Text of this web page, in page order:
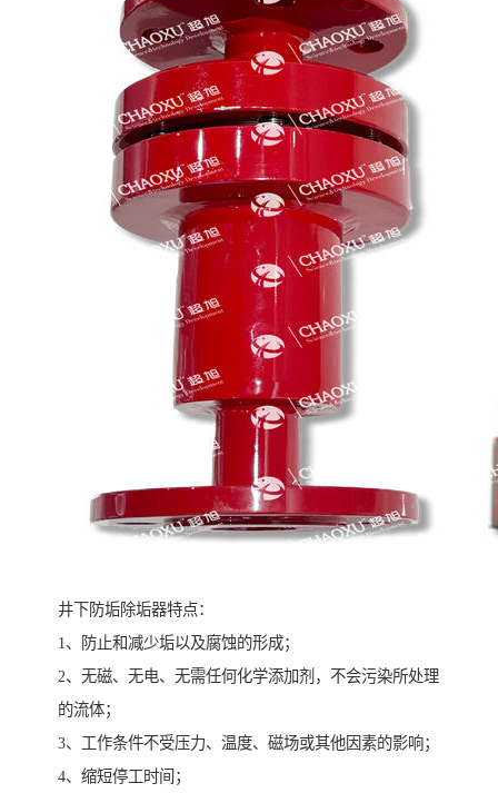
井下防垢除垢器特点：
1、防止和减少垢以及腐蚀的形成；
2、无磁、无电、无需任何化学添加剂，不会污染所处理
的流体；
3、工作条件不受压力、温度、磁场或其他因素的影响；
4、缩短停工时间；